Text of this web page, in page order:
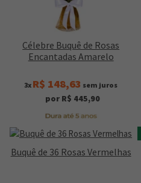
Célebre Buquê de Rosas
Encantadas Amarelo
3x R$ 148,63 sem juros
por R$ 445,90
Buquê de 36 Rosas Vermelhas